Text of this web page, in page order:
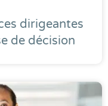
dirigeantes
de décision